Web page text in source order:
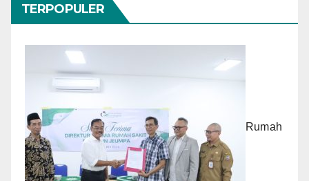
TERPOPULER
Rumah